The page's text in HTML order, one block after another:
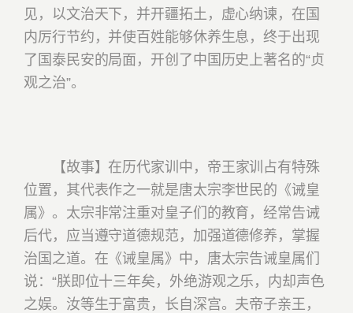
见，以文治天下，并开疆拓土，虚心纳谏，在国
内厉行节约，并使百姓能够休养生息，终于出现
了国泰民安的局面，开创了中国历史上著名的“贞
观之治”。
【故事】在历代家训中，帝王家训占有特殊
位置，其代表作之一就是唐太宗李世民的《诫皇
属》。太宗非常注重对皇子们的教育，经常告诫
后代，应当遵守道德规范，加强道德修养，掌握
治国之道。在《诫皇属》中，唐太宗告诫皇属们
说： “朕即位十三年矣，外绝游观之乐，内却声色
之娱。汝等生于富贵，长自深宫。夫帝子亲王，